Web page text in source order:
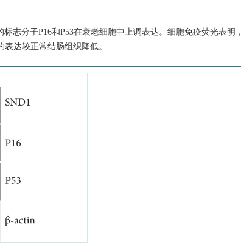
志分子P16和P53在衰老细胞中上调表达。细胞免疫荧光表明，
达较正常结肠组织降低。